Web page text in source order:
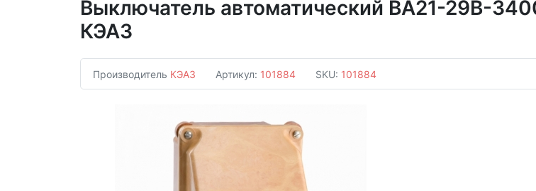
Выключатель автоматический ВА21-29В-
КЭАЗ
Производитель КЭАЗ Артикул: 101884 SKU: 101884